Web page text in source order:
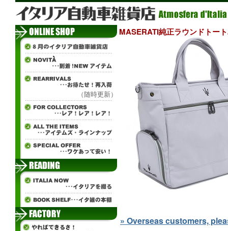
（随時更新）
MASERATI純正ラウンドトー
» Overseas customers,